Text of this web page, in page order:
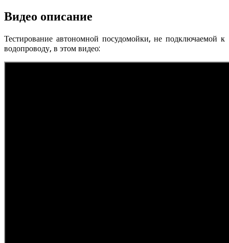
Видео описание
Тестирование автономной посудомойки, не подключаемой к
водопроводу, в этом видео: